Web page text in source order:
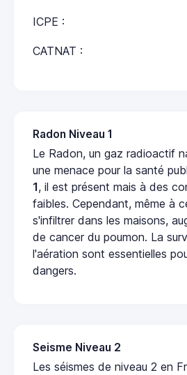
ICPE :
CATNAT :
Radon Niveau 1
Le Radon, un gaz radioactif
une menace pour la santé
1, il est présent mais à des
faibles. Cependant, même à
s'infiltrer dans les maisons,
de cancer du poumon. La
l'aération sont essentielles
dangers.
Seisme Niveau 2
Les séismes de niveau 2 en